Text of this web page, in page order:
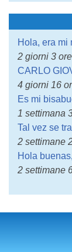
Hola, era mi
2 giorni 3 ore
CARLO
4 giorni 16
Es mi
1 settimana
Tal vez se
2 settimane
Hola
2 settimane